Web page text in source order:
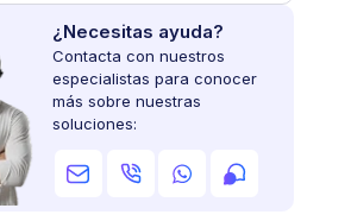
¿Necesitas ayuda?
Contacta con nuestros
especialistas para conocer
más sobre nuestras
soluciones: